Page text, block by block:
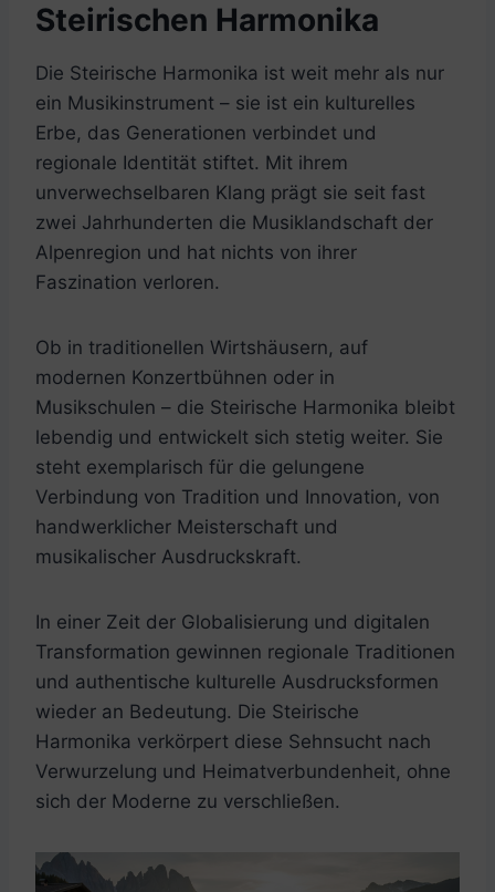
Steirischen Harmonika
Die Steirische Harmonika ist weit mehr als nur
ein Musikinstrument – sie ist ein kulturelles
Erbe, das Generationen verbindet und
regionale Identität stiftet. Mit ihrem
unverwechselbaren Klang prägt sie seit fast
zwei Jahrhunderten die Musiklandschaft der
Alpenregion und hat nichts von ihrer
Faszination verloren.
Ob in traditionellen Wirtshäusern, auf
modernen Konzertbühnen oder in
Musikschulen – die Steirische Harmonika bleibt
lebendig und entwickelt sich stetig weiter. Sie
steht exemplarisch für die gelungene
Verbindung von Tradition und Innovation, von
handwerklicher Meisterschaft und
musikalischer Ausdruckskraft.
In einer Zeit der Globalisierung und digitalen
Transformation gewinnen regionale Traditionen
und authentische kulturelle Ausdrucksformen
wieder an Bedeutung. Die Steirische
Harmonika verkörpert diese Sehnsucht nach
Verwurzelung und Heimatverbundenheit, ohne
sich der Moderne zu verschließen.